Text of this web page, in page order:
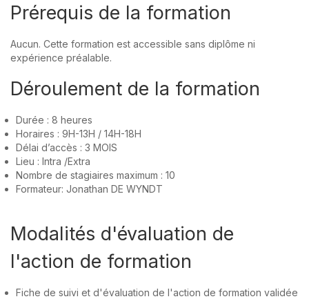
Prérequis de la formation
Aucun. Cette formation est accessible sans diplôme ni
expérience préalable.
Déroulement de la formation
Durée : 8 heures
Horaires : 9H-13H / 14H-18H
Délai d’accès : 3 MOIS
Lieu : Intra /Extra
Nombre de stagiaires maximum : 10
Formateur: Jonathan DE WYNDT
Modalités d'évaluation de
l'action de formation
Fiche de suivi et d'évaluation de l'action de formation validée